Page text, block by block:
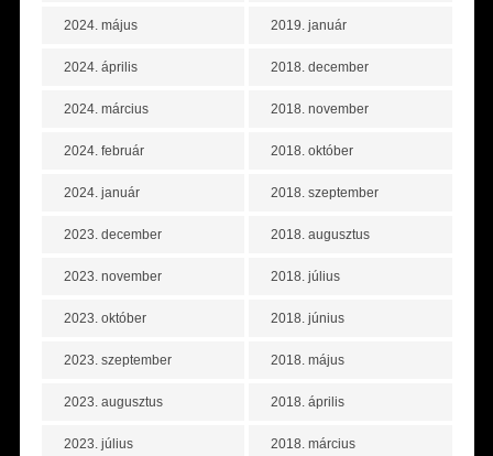
2024. május
2024. április
2024. március
2024. február
2024. január
2023. december
2023. november
2023. október
2023. szeptember
2023. augusztus
2023. július
2019. január
2018. december
2018. november
2018. október
2018. szeptember
2018. augusztus
2018. július
2018. június
2018. május
2018. április
2018. március